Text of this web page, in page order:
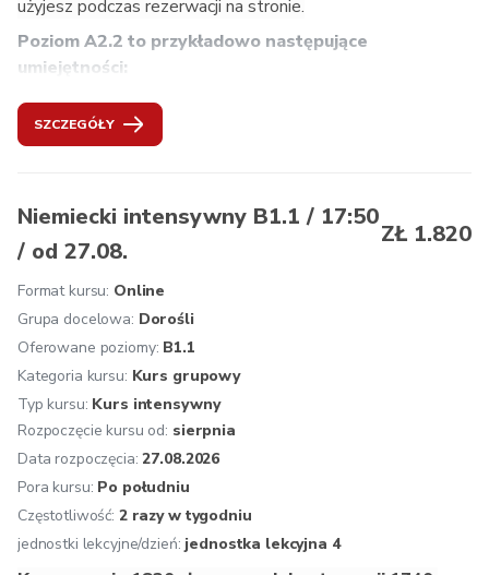
użyjesz podczas rezerwacji na stronie.
Poziom A2.2 to przykładowo następujące
umiejętności:
rozumienie i streszczanie prostych informacji,
formułowanie przypuszczeń,
prowadzenie towarzyskich rozmów,
wyjaśnianie po niemiecku słownictwa,
zadawanie pytań na temat znaczenia nowego słowa.
Zalecana kontynuacja:
też przystąpić do egzaminu ÖSD A2.
Oferujemy: osobistą konsultację przed rozpoczęciem
kursu, zakwalifikowanie na odpowiedni poziom, jednolity
program nauczania zgodny z wytycznymi Europejskiego
Systemu Opisu Kształcenia Językowego, naukę
prowadzoną przez doświadczonych i kompetentnych
lektorów, atmosferę inspirującą do nauki, multimedialne
podręczniki i aplikacje, aktualne materiały dydaktyczne z
Austrii, wgląd w życie w krajach niemieckojęzycznych,
SZCZEGÓŁY
Niemiecki intensywny B1.1 / 17:50
/ od 27.08.
ZŁ 1.820
Format kursu: Online
Grupa docelowa: Dorośli
Oferowane poziomy: B1.1
Kategoria kursu: Kurs grupowy
Typ kursu: Kurs intensywny
Rozpoczęcie kursu od: sierpnia
Data rozpoczęcia:27.08.2026
Pora kursu: Po południu
Częstotliwość: 2 razy w tygodniu
jednostki lekcyjne/dzień: jednostka lekcyjna 4